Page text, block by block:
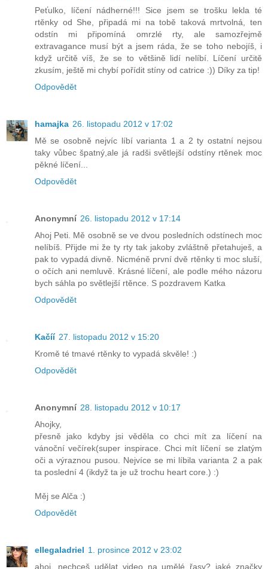
Peťulko, líčení nádherné!!! Sice jsem se trošku lekla té
rtěnky od She, připadá mi na tobě taková mrtvolná, ten
odstín mi připomíná omrzlé rty, ale samozřejmě
extravagance musí být a jsem ráda, že se toho nebojíš, i
když určitě víš, že se to většině lidí nelíbí. Líčení určitě
zkusím, ještě mi chybí pořídit stíny od catrice :)) Díky za tip!
Odpovědět
hamajka 26. listopadu 2012 v 17:02
Mě se osobně nejvíc líbí varianta 1 a 2 ty ostatní nejsou
taky vůbec špatný,ale já radši světlejší odstíny rtěnek moc
pěkné líčení...
Odpovědět
Anonymní 26. listopadu 2012 v 17:14
Ahoj Peti. Mě osobně se ve dvou posledních odstínech moc
nelíbíš. Přijde mi že ty rty tak jakoby zvláštně přetahuješ, a
pak to vypadá divně. Nicméně první dvě rtěnky ti moc sluší,
o očích ani nemluvě. Krásné líčení, ale podle mého názoru
bych sáhla po světlejší rtěnce. S pozdravem Katka
Odpovědět
Kačíí 27. listopadu 2012 v 15:20
Kromě té tmavé rtěnky to vypadá skvěle! :)
Odpovědět
Anonymní 28. listopadu 2012 v 10:17
Ahojky,
přesně jako kdyby jsi věděla co chci mít za líčení na
vánoční večírek(super inspirace. Chci mít líčení se zlatým
oči a výraznou pusou. Nejvíce se mi líbila varianta 2 a pak
ta poslední 4 (ikdyž ta je už trochu heart core.) :)
Měj se Alča :)
Odpovědět
ellegaladriel 1. prosince 2012 v 23:02
ahoj, nechceš udělat video na umělé řasy? jaké značky